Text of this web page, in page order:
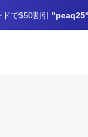
で$50割引 "peaq25"